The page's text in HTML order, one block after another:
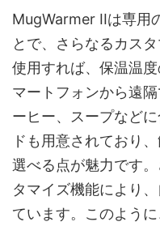
MugWarmer IIは専用
とで、さらなるカス
使用すれば、保温温
マートフォンから遠
ーヒー、スープなど
ドも用意されており
選べる点が魅力です
タマイズ機能により
ています。このよう